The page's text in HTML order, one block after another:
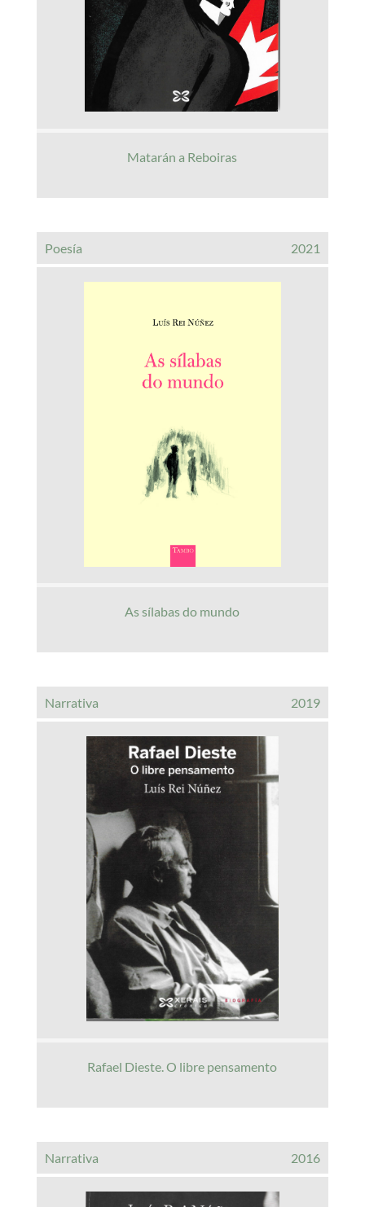
Matarán a Reboiras
Poesía 2021
As sílabas do mundo
Narrativa 2019
Rafael Dieste. O libre pensamento
Narrativa 2016